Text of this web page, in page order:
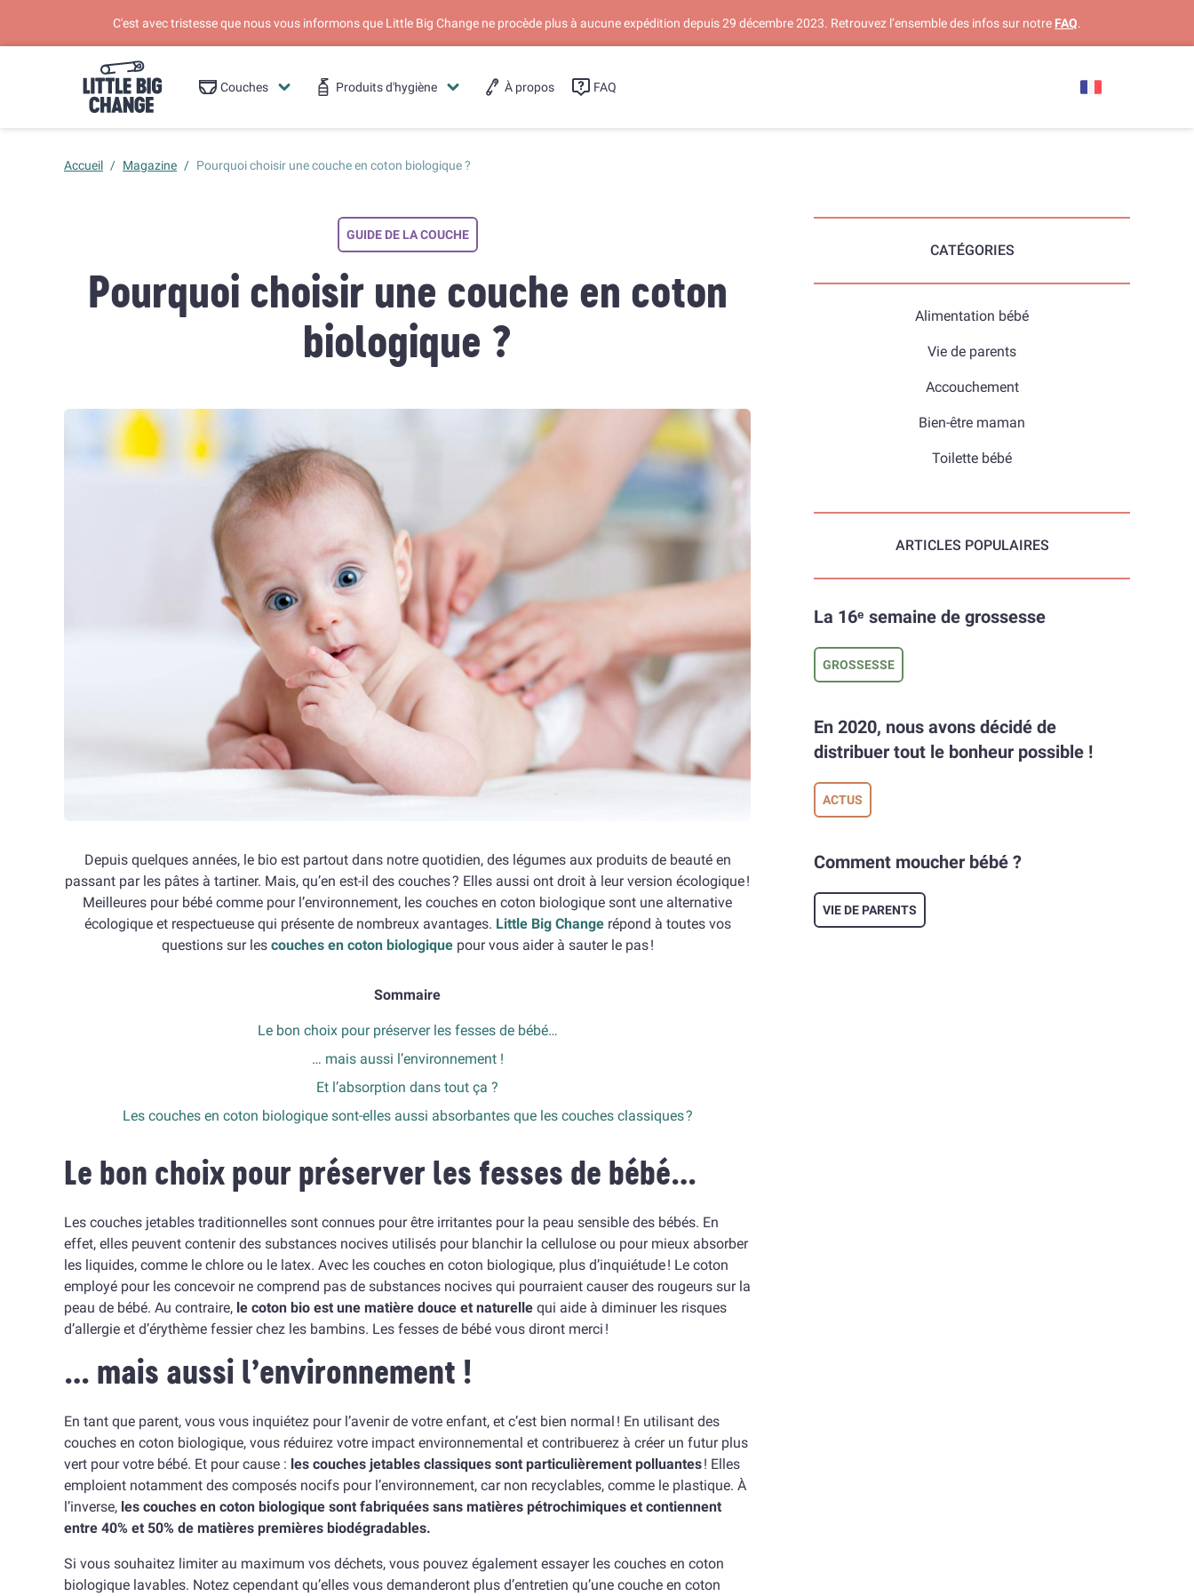
C'est avec tristesse que nous vous informons que Little Big Change ne procède plus à aucune expédition depuis 29 décembre 2023. Retrouvez l’ensemble des infos sur notre FAQ.
Couches Produits d'hygiène À propos FAQ
Accueil / Magazine / Pourquoi choisir une couche en coton biologique ?
GUIDE DE LA COUCHE
Pourquoi choisir une couche en coton
biologique ?
Depuis quelques années, le bio est partout dans notre quotidien, des légumes aux produits de beauté en
passant par les pâtes à tartiner. Mais, qu’en est-il des couches ? Elles aussi ont droit à leur version écologique !
Meilleures pour bébé comme pour l’environnement, les couches en coton biologique sont une alternative
écologique et respectueuse qui présente de nombreux avantages. Little Big Changerépond à toutes vos
questions sur les couches en coton biologiquepour vous aider à sauter le pas !
Sommaire
Le bon choix pour préserver les fesses de bébé…
… mais aussi l’environnement !
Et l’absorption dans tout ça ?
Les couches en coton biologique sont-elles aussi absorbantes que les couches classiques ?
Le bon choix pour préserver les fesses de bébé…
Les couches jetables traditionnelles sont connues pour être irritantes pour la peau sensible des bébés. En
effet, elles peuvent contenir des substances nocives utilisés pour blanchir la cellulose ou pour mieux absorber
les liquides, comme le chlore ou le latex. Avec les couches en coton biologique, plus d’inquiétude ! Le coton
employé pour les concevoir ne comprend pas de substances nocives qui pourraient causer des rougeurs sur la
peau de bébé. Au contraire, le coton bio est une matière douce et naturelle qui aide à diminuer les risques
d’allergie et d’érythème fessier chez les bambins. Les fesses de bébé vous diront merci !
… mais aussi l’environnement !
En tant que parent, vous vous inquiétez pour l’avenir de votre enfant, et c’est bien normal ! En utilisant des
couches en coton biologique, vous réduirez votre impact environnemental et contribuerez à créer un futur plus
vert pour votre bébé. Et pour cause : les couches jetables classiques sont particulièrement polluantes! Elles
emploient notamment des composés nocifs pour l’environnement, car non recyclables, comme le plastique. À
l’inverse, les couches en coton biologique sont fabriquées sans matières pétrochimiques et contiennent
entre 40% et 50% de matières premières biodégradables.
Si vous souhaitez limiter au maximum vos déchets, vous pouvez également essayer les couches en coton
biologique lavables. Notez cependant qu’elles vous demanderont plus d’entretien qu’une couche en coton
CATÉGORIES
Alimentation bébé
Vie de parents
Accouchement
Bien-être maman
Toilette bébé
ARTICLES POPULAIRES
La 16ᵉ semaine de grossesse
GROSSESSE
En 2020, nous avons décidé de
distribuer tout le bonheur possible !
ACTUS
Comment moucher bébé ?
VIE DE PARENTS